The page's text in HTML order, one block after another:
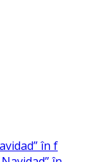
în f